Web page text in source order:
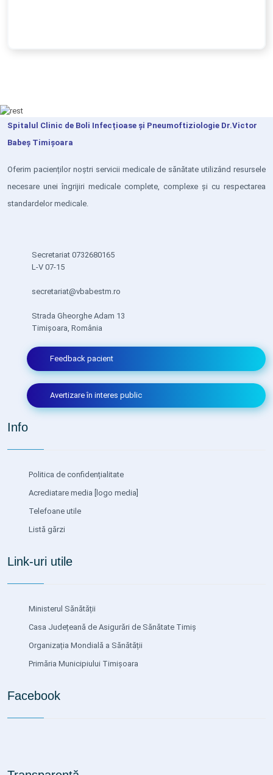
Spitalul Clinic de Boli Infecțioase și Pneumoftiziologie Dr.Victor
Babeș Timișoara
Oferim pacienților noștri servicii medicale de sănătate utilizând resursele
necesare unei îngrijiri medicale complete, complexe și cu respectarea
standardelor medicale.
Secretariat 0732680165
L-V 07-15
secretariat@vbabestm.ro
Strada Gheorghe Adam 13
Timișoara, România
Feedback pacient
Avertizare în interes public
Info
Politica de confidențialitate
Acrediatare media [logo media]
Telefoane utile
Listă gărzi
Link-uri utile
Ministerul Sănătății
Casa Județeană de Asigurări de Sănătate Timiș
Organizația Mondială a Sănătății
Primăria Municipiului Timișoara
Facebook